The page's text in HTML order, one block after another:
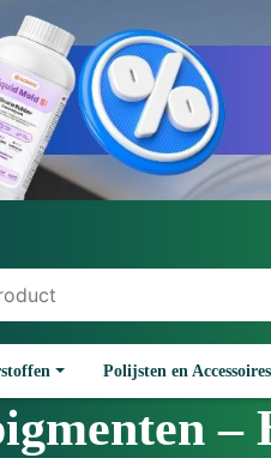
Polijsten en Accessoires
–